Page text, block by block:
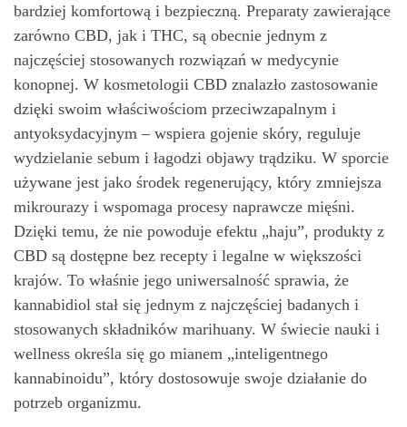
bardziej komfortową i bezpieczną. Preparaty zawierające
zarówno CBD, jak i THC, są obecnie jednym z
najczęściej stosowanych rozwiązań w medycynie
konopnej. W kosmetologii CBD znalazło zastosowanie
dzięki swoim właściwościom przeciwzapalnym i
antyoksydacyjnym – wspiera gojenie skóry, reguluje
wydzielanie sebum i łagodzi objawy trądziku. W sporcie
używane jest jako środek regenerujący, który zmniejsza
mikrourazy i wspomaga procesy naprawcze mięśni.
Dzięki temu, że nie powoduje efektu „haju”, produkty z
CBD są dostępne bez recepty i legalne w większości
krajów. To właśnie jego uniwersalność sprawia, że
kannabidiol stał się jednym z najczęściej badanych i
stosowanych składników marihuany. W świecie nauki i
wellness określa się go mianem „inteligentnego
kannabinoidu”, który dostosowuje swoje działanie do
potrzeb organizmu.